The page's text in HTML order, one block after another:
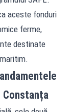
aceste fonduri
ferme,
destinate